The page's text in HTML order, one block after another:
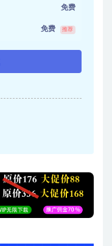
免费
免费 推荐